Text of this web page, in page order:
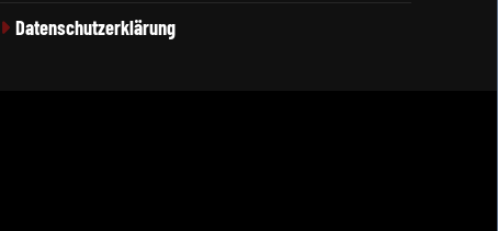
Datenschutzerklärung